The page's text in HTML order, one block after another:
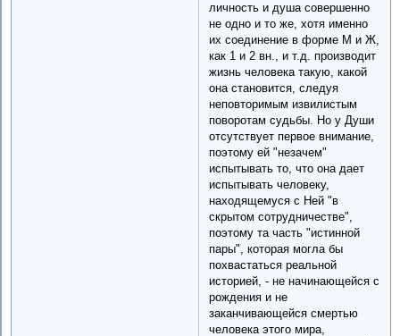
личность и душа совершенно
не одно и то же, хотя именно
их соединение в форме М и Ж,
как 1 и 2 вн., и т.д. производит
жизнь человека такую, какой
она становится, следуя
неповторимым извилистым
поворотам судьбы. Но у Души
отсутствует первое внимание,
поэтому ей "незачем"
испытывать то, что она дает
испытывать человеку,
находящемуся с Ней "в
скрытом сотрудничестве",
поэтому та часть "истинной
пары", которая могла бы
похвастаться реальной
историей, - не начинающейся с
рождения и не
заканчивающейся смертью
человека этого мира,